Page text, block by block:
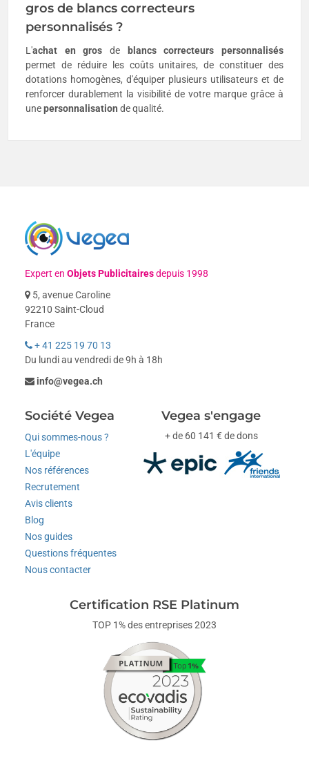
gros de blancs correcteurs
personnalisés ?
L'achat en gros de
blancs correcteurs personnalisés
permet de réduire les coûts unitaires, de constituer des
dotations homogènes, d'équiper plusieurs utilisateurs et de
renforcer durablement la visibilité de votre marque grâce à
unepersonnalisation de qualité.
Expert enObjets Publicitairesdepuis 1998
5, avenue Caroline
92210 Saint-Cloud
France
+ 41 225 19 70 13
Du lundi au vendredi de 9h à 18h
info@vegea.ch
Société Vegea
Qui sommes-nous ?
L'équipe
Nos références
Recrutement
Avis clients
Blog
Nos guides
Questions fréquentes
Nous contacter
Vegea s'engage
+ de 60 141 € de dons
Certification RSE Platinum
TOP 1% des entreprises 2023